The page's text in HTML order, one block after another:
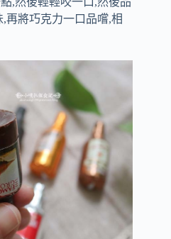
再將巧克力一口品嚐,相